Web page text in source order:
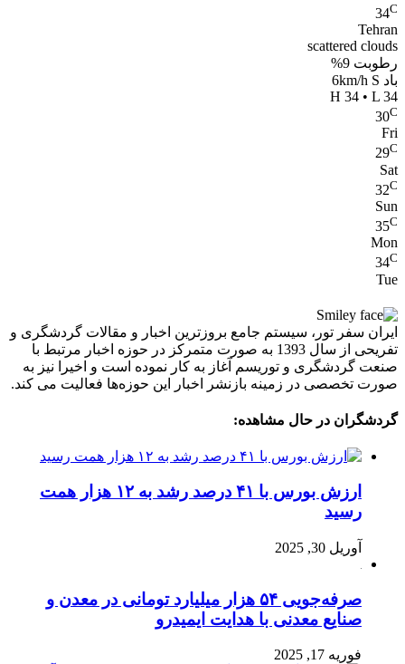
34C
Tehran
scattered clouds
رطوبت 9%
باد 6km/h S
H 34 • L 34
30C
Fri
29C
Sat
32C
Sun
35C
Mon
34C
Tue
ایران سفر تور، سیستم جامع بروزترین اخبار و مقالات گردشگری و
تفریحی از سال 1393 به صورت متمرکز در حوزه اخبار مرتبط با
صنعت گردشگری و توریسم آغاز به کار نموده است و اخیرا نیز به
صورت تخصصی در زمینه بازنشر اخبار این حوزه‌ها فعالیت می کند.
گردشگران در حال مشاهده:
ارزش بورس با ۴۱ درصد رشد به ۱۲ هزار همت
رسید
آوریل 30, 2025
صرفه‌جویی ۵۴ هزار میلیارد تومانی در معدن و
صنایع معدنی با هدایت ایمیدرو
فوریه 17, 2025